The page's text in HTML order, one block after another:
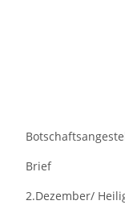
Brief
2.Dezember/